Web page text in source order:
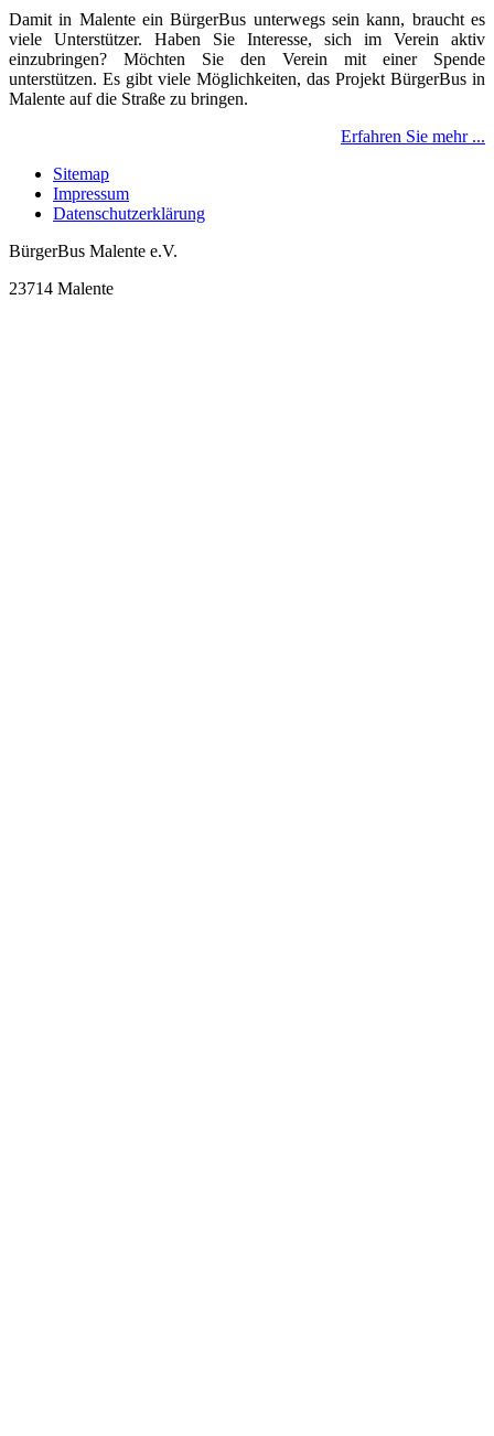
Damit in Malente ein BürgerBus unterwegs sein kann, braucht es
viele Unterstützer. Haben Sie Interesse, sich im Verein aktiv
einzubringen? Möchten Sie den Verein mit einer Spende
unterstützen. Es gibt viele Möglichkeiten, das Projekt BürgerBus in
Malente auf die Straße zu bringen.
Erfahren Sie mehr ...
Sitemap
Impressum
Datenschutzerklärung
BürgerBus Malente e.V.
23714 Malente